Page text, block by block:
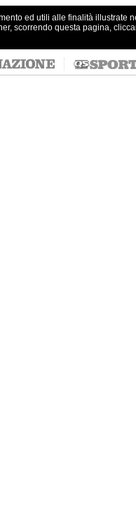
ed utili alle finalità illustrate
scorrendo questa pagina,